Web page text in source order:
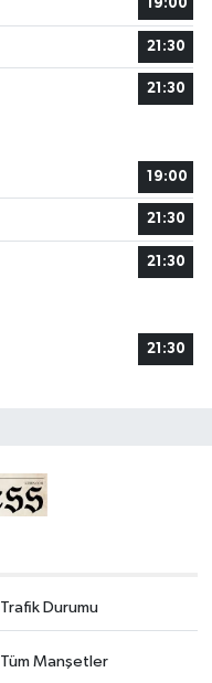
19:00
21:30
21:30
19:00
21:30
21:30
21:30
Trafik Durumu
Tüm Manşetler